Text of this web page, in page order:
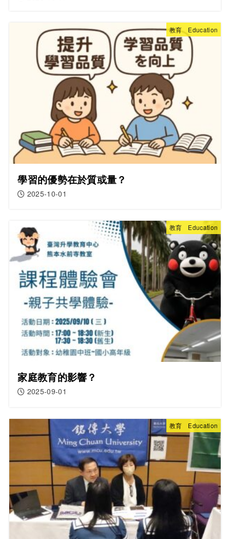
教育 Education
學習的優勢在於質或量？
2025-10-01
教育 Education
家庭教育的影響？
2025-09-01
教育 Education